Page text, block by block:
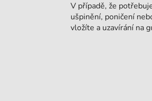
V případě, že
ušpinění, poničení
vložíte a uzavírání na